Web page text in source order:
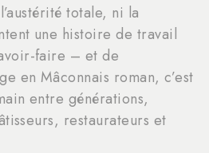
totale, ni la
une histoire de travail
faire – et de
en Mâconnais roman, c’est
entre générations,
restaurateurs et